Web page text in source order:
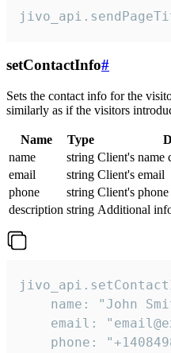
setContactInfo#
Sets the contact info for the
similarly as if the visitors
Name Type
name
string Client's name
email
string Client's email
phone
string Client's
description string Additional
name: "John
email:
phone: